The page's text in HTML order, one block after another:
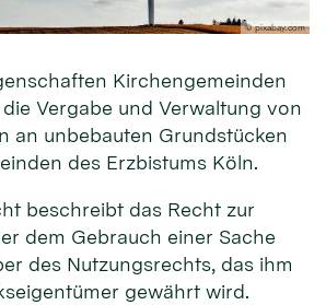
© pixabay.com
Kirchengemeinden
Vergabe und Verwaltung von
an unbebauten Grundstücken
des Erzbistums Köln.
beschreibt das Recht zur
dem Gebrauch einer Sache
des Nutzungsrechts, das ihm
gewährt wird.